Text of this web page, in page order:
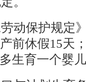
动保护规定
前休假15天
生育一个婴